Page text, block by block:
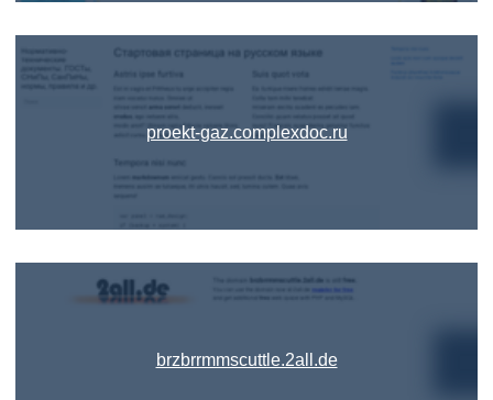
proekt-gaz.complexdoc.ru
brzbrrmmscuttle.2all.de